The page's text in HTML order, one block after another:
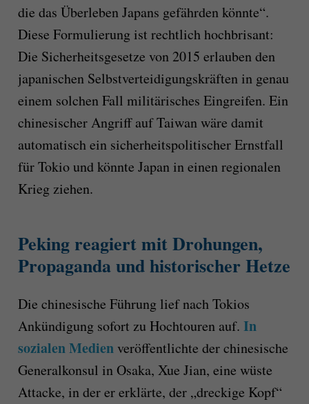
die das Überleben Japans gefährden könnte“.
Diese Formulierung ist rechtlich hochbrisant:
Die Sicherheitsgesetze von 2015 erlauben den
japanischen Selbstverteidigungskräften in genau
einem solchen Fall militärisches Eingreifen. Ein
chinesischer Angriff auf Taiwan wäre damit
automatisch ein sicherheitspolitischer Ernstfall
für Tokio und könnte Japan in einen regionalen
Krieg ziehen.
Peking reagiert mit Drohungen,
Propaganda und historischer Hetze
Die chinesische Führung lief nach Tokios
Ankündigung sofort zu Hochtouren auf. In
sozialen Medienveröffentlichte der chinesische
Generalkonsul in Osaka, Xue Jian, eine wüste
Attacke, in der er erklärte, der „dreckige Kopf“